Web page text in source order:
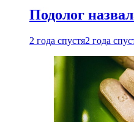
Подолог
2 года спустя2 года